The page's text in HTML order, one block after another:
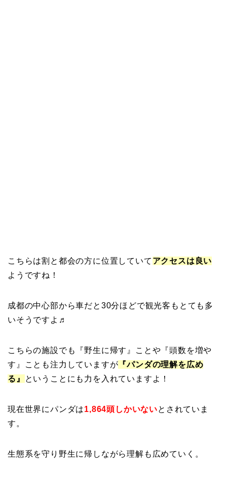
こちらは割と都会の方に位置していて アクセスは良い
ようですね！
成都の中心部から車だと30分ほどで観光客もとても多
いそうですよ♬
こちらの施設でも『野生に帰す』ことや『頭数を増や
す』ことも注力していますが 『パンダの理解を広め
る』
ということにも力を入れていますよ！
現在世界にパンダは1,864頭しかいないとされていま
す。
生態系を守り野生に帰しながら理解も広めていく。